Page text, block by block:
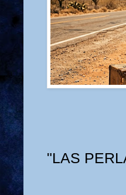
"LAS